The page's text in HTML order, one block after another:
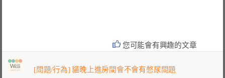
您可能會有興趣的文章
[問題/行為] 貓晚上進房間會不會有憋尿問題